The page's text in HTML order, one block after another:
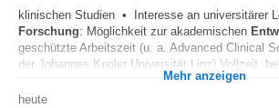
klinischen Studien • Interesse an universitärer
Forschung: Möglichkeit zur akademischen
geschützte Arbeitszeit (u. a. Advanced Clinical
der Johannes Kepler Universität Linz) Vollzeit,
Mehr anzeigen
heute